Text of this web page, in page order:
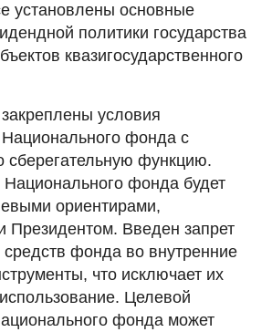
установлены основные
политики государства
квазигосударственного
закреплены условия
Национального фонда с
сберегательную функцию.
фонда будет
ориентирами,
Президентом. Введен запрет
фонда во внутренние
что исключает их
Целевой
фонда может